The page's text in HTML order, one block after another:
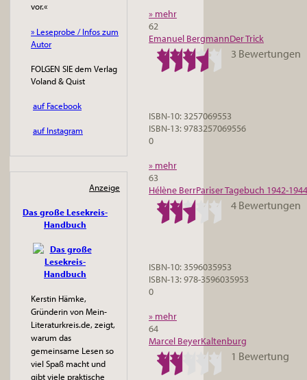
» mehr
62
Emanuel BergmannDer Trick
3 Bewertungen
ISBN-10: 3257069553
ISBN-13: 9783257069556
0
» mehr
63
Hélène BerrPariser Tagebuch 1942-1944
4 Bewertungen
ISBN-10: 3596035953
ISBN-13: 978-3596035953
0
» mehr
64
Marcel BeyerKaltenburg
1 Bewertung
vor.«
» Leseprobe / Infos zum
Autor
FOLGEN SIE dem Verlag
Voland & Quist
auf Facebook
auf Instagram
Anzeige
Das große Lesekreis-
Handbuch
Kerstin Hämke,
Gründerin von Mein-
Literaturkreis.de, zeigt,
warum das
gemeinsame Lesen so
viel Spaß macht und
gibt viele praktische